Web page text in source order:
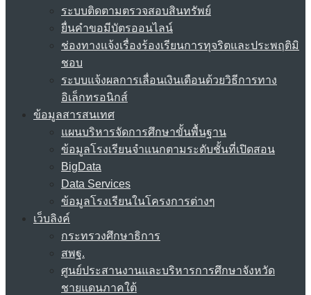
ระบบติดตามตรวจสอบสินทรัพย์
ยื่นคำขอมีบัตรออนไลน์
ช่องทางแจ้งเรื่องร้องเรียนการทุจริตและประพฤติมิ
ชอบ
ระบบแจ้งผลการเลื่อนเงินเดือนด้วยวิธีการทาง
อิเล็กทรอนิกส์
ข้อมูลสารสนเทศ
แผนบริหารจัดการศึกษาขั้นพื้นฐาน
ข้อมูลโรงเรียนจำแนกตามระดับชั้นที่เปิดสอน
BigData
Data Services
ข้อมูลโรงเรียนในโครงการต่างๆ
เว็บลิงค์
กระทรวงศึกษาธิการ
สพฐ.
ศูนย์ประสานงานและบริหารการศึกษาจังหวัด
ชายแดนภาคใต้